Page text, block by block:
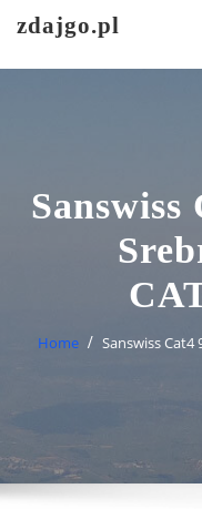
zdajgo.pl
Sanswiss
Home Sanswiss Cat4